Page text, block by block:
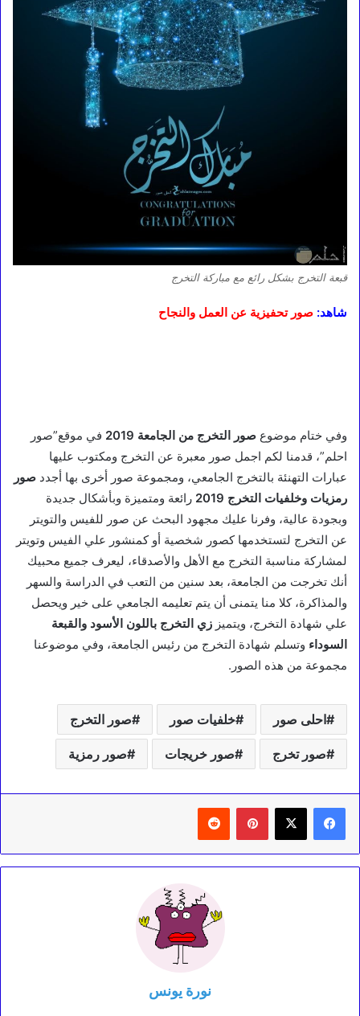
قبعة التخرج بشكل رائع مع مباركة التخرج
شاهد: صور تحفيزية عن العمل والنجاح
وفي ختام موضوع صور التخرج من الجامعة 2019
في موقع”صور
احلم”، قدمنا لكم اجمل صور معبرة عن التخرج ومكتوب عليها
عبارات التهنئة بالتخرج الجامعي، ومجموعة صور أخرى بها أجدد صور
رمزيات وخلفيات التخرج 2019
رائعة ومتميزة وبأشكال جديدة
وبجودة عالية، وفرنا عليك مجهود البحث عن صور للفيس والتويتر
عن التخرج لتستخدمها كصور شخصية أو كمنشور علي الفيس وتويتر
لمشاركة مناسبة التخرج مع الأهل والأصدقاء، ليعرف جميع محبيك
أنك تخرجت من الجامعة، بعد سنين من التعب في الدراسة والسهر
والمذاكرة، كلا منا يتمنى أن يتم تعليمه الجامعي على خير ويحصل
علي شهادة التخرج، ويتميز زي التخرج باللون الأسود والقبعة
السوداء وتسلم شهادة التخرج من رئيس الجامعة، وفي موضوعنا
مجموعة من هذه الصور.
احلى صور خلفيات صور صور التخرج
صور تخرج صور خريجات صور رمزية
بينتيريست
نورة يونس